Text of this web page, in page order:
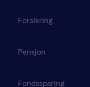
Forsikring
Pensjon
Fondssparing